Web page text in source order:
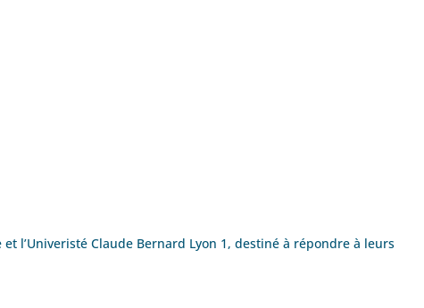
l’Univeristé Claude Bernard Lyon 1, destiné à répondre à leurs